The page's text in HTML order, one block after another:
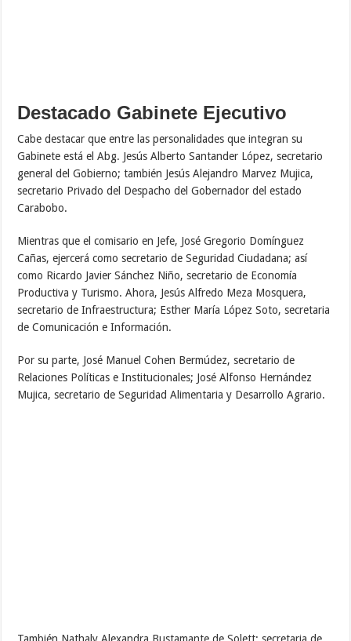
Destacado Gabinete Ejecutivo
Cabe destacar que entre las personalidades que integran su
Gabinete está el Abg. Jesús Alberto Santander López, secretario
general del Gobierno; también Jesús Alejandro Marvez Mujica,
secretario Privado del Despacho del Gobernador del estado
Carabobo.
Mientras que el comisario en Jefe, José Gregorio Domínguez
Cañas, ejercerá como secretario de Seguridad Ciudadana; así
como Ricardo Javier Sánchez Niño, secretario de Economía
Productiva y Turismo. Ahora, Jesús Alfredo Meza Mosquera,
secretario de Infraestructura; Esther María López Soto, secretaria
de Comunicación e Información.
Por su parte, José Manuel Cohen Bermúdez, secretario de
Relaciones Políticas e Institucionales; José Alfonso Hernández
Mujica, secretario de Seguridad Alimentaria y Desarrollo Agrario.
También Nathaly Alexandra Bustamante de Solett; secretaria de